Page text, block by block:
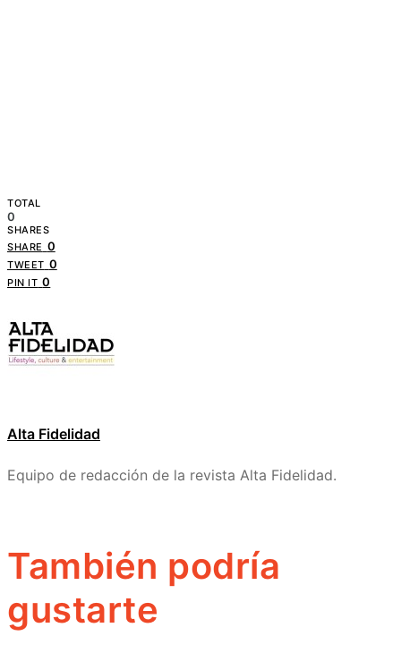
TOTAL
0
SHARES
SHARE 0
TWEET 0
PIN IT 0
Alta Fidelidad
Equipo de redacción de la revista Alta Fidelidad.
También podría
gustarte